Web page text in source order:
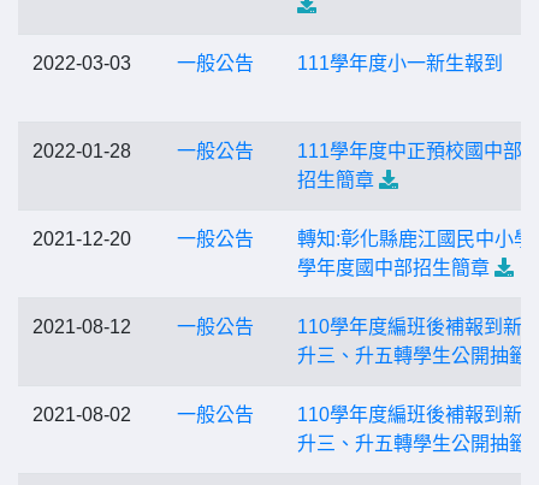
2022-03-03 一般公告 111學年度小一新生報到
2022-01-28 一般公告
111學年度中正預校國中部
招生簡章
2021-12-20 一般公告
轉知:彰化縣鹿江國民中小學
學年度國中部招生簡章
2021-08-12 一般公告
110學年度編班後補報到新
升三、升五轉學生公開抽籤
2021-08-02 一般公告
110學年度編班後補報到新
升三、升五轉學生公開抽籤